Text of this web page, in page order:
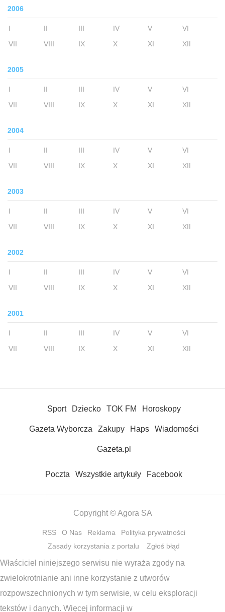
2006
I II III IV V
VI
VII
VIII IX X XI XII
2005
I II III IV V
VI
VII
VIII IX X XI XII
2004
I II III IV V
VI
VII
VIII IX X XI XII
2003
I II III IV V
VI
VII
VIII IX X XI XII
2002
I II III IV V
VI
VII
VIII IX X XI XII
2001
I II III IV V
VI
VII
VIII IX X XI XII
Sport Dziecko TOK FM Horoskopy
Gazeta Wyborcza Zakupy Haps Wiadomości
Gazeta.pl
Poczta Wszystkie artykuły Facebook
Copyright © Agora SA
RSS O Nas Reklama
Polityka prywatności
Zasady korzystania z portalu
Zgłoś błąd
Właściciel niniejszego serwisu nie wyraża zgody na
zwielokrotnianie ani inne korzystanie z utworów
rozpowszechnionych w tym serwisie, w celu eksploracji
tekstów i danych. Więcej informacji w